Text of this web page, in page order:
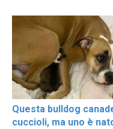
Questa bulldog
cuccioli, ma uno è